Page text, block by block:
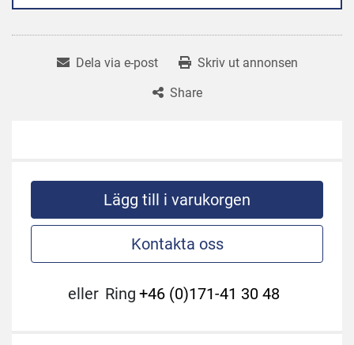
Dela via e-post
Skriv ut annonsen
Share
Lägg till i varukorgen
Kontakta oss
eller Ring +46 (0)171-41 30 48